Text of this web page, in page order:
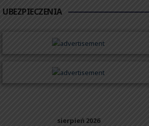
UBEZPIECZENIA
sierpień 2026